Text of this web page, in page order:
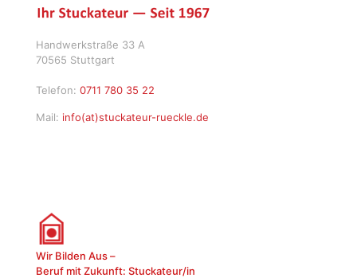
Handwerkstraße 33 A
70565 Stuttgart
Telefon: 0711 780 35 22
Mail: info(at)stuckateur-rueckle.de
Wir Bilden Aus –
Beruf mit Zukunft: Stuckateur/in